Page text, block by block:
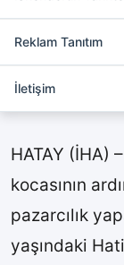
Reklam Tanıtım
İletişim
HATAY (İHA)
kocasının
pazarcılık
yaşındaki